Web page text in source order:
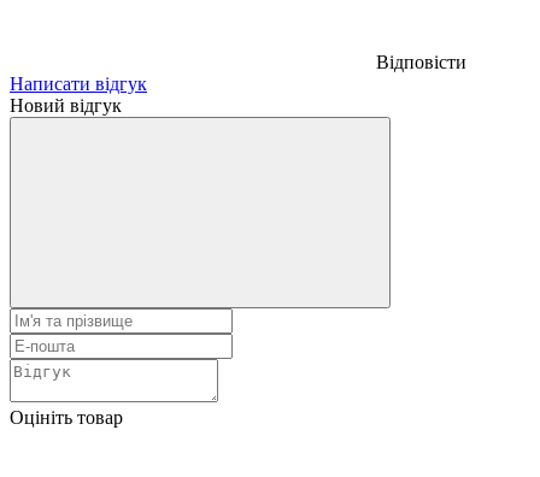
Відповісти
Написати відгук
Новий відгук
Оцініть товар